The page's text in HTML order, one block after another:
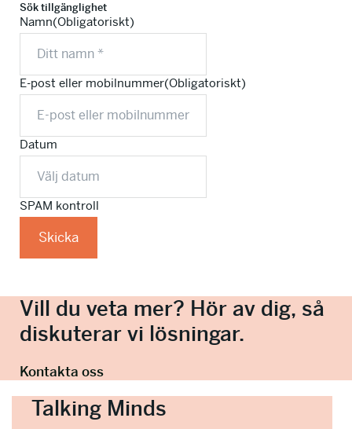
Sök tillgänglighet
Namn(Obligatoriskt)
E-post eller mobilnummer(Obligatoriskt)
Datum
SPAM kontroll
Vill du veta mer? Hör av dig, så
diskuterar vi lösningar.
Kontakta oss
Talking Minds